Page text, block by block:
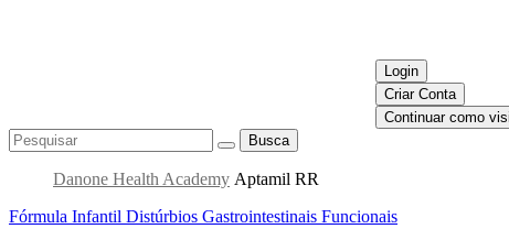
Login
Criar Conta
Continuar como
Busca
Danone Health Academy Aptamil RR
Fórmula Infantil Distúrbios Gastrointestinais Funcionais